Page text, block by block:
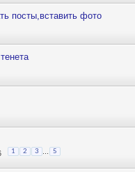
посты,вставить фото
1 2 3 5